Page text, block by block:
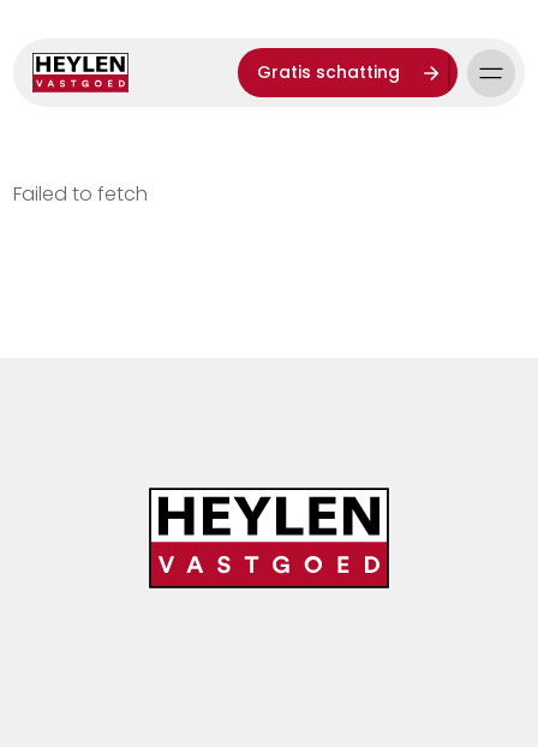
Gratis schatting
Failed to fetch